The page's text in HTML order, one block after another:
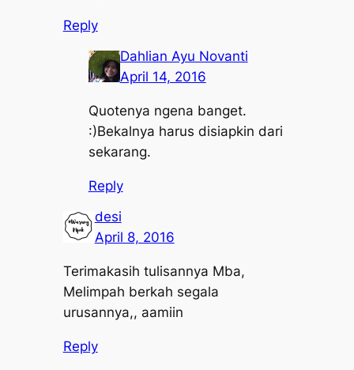
Reply
Dahlian Ayu Novanti
April 14, 2016
Quotenya ngena banget.
:)Bekalnya harus disiapkin dari
sekarang.
Reply
desi
April 8, 2016
Terimakasih tulisannya Mba,
Melimpah berkah segala
urusannya,, aamiin
Reply